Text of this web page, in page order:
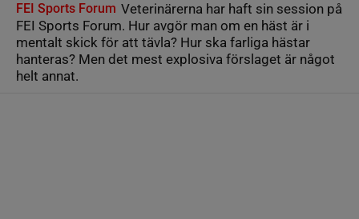
FEI Sports Forum Veterinärerna har haft sin session på
FEI Sports Forum. Hur avgör man om en häst är i
mentalt skick för att tävla? Hur ska farliga hästar
hanteras? Men det mest explosiva förslaget är något
helt annat.